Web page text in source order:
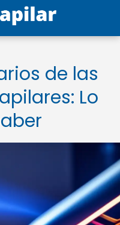
de las
Lo